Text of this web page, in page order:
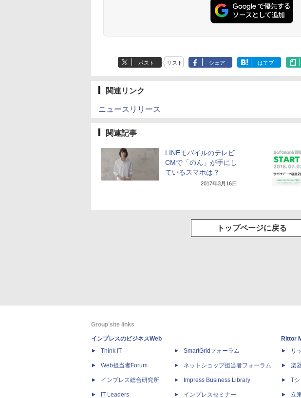
ポスト リスト シェア はてブ
関連リンク
ニュースリリース
関連記事
LINEモバイルのテレビ
CMで「のん」が手にし
ているスマホは？
2017年3月16日
トップページに戻る
Group site links
インプレスのビジネスWeb
Think IT
Web担当者Forum
インプレス総合研究所
IT Leaders
SmartGridフォーラム
ネットショップ担当者フォーラム
Impress Business Library
インプレスセミナー
Rittor
リ
楽
T
立